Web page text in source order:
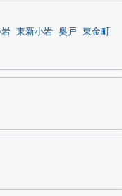
岩 東新小岩 奥戸
東金町